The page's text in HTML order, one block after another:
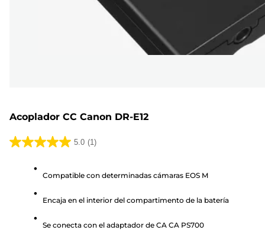
Acoplador CC Canon DR-E12
5.0 (1)
5.0
estrellas.
reseña
Compatible con determinadas cámaras EOS M
Encaja en el interior del compartimento de la batería
Se conecta con el adaptador de CA CA PS700